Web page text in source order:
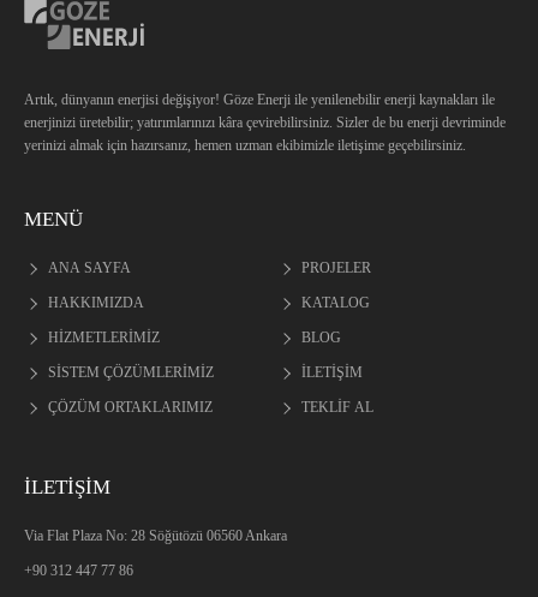
Artık, dünyanın enerjisi değişiyor! Göze Enerji ile yenilenebilir enerji kaynakları ile
enerjinizi üretebilir; yatırımlarınızı kâra çevirebilirsiniz. Sizler de bu enerji devriminde
yerinizi almak için hazırsanız, hemen uzman ekibimizle iletişime geçebilirsiniz.
MENÜ
ANA SAYFA
HAKKIMIZDA
HİZMETLERİMİZ
SİSTEM ÇÖZÜMLERİMİZ
ÇÖZÜM ORTAKLARIMIZ
PROJELER
KATALOG
BLOG
İLETİŞİM
TEKLİF AL
İLETİŞİM
Via Flat Plaza No: 28 Söğütözü 06560 Ankara
+90 312 447 77 86